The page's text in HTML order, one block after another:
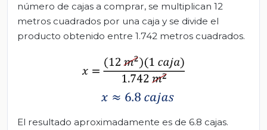
número de cajas a comprar, se multiplican 12
metros cuadrados por una caja y se divide el
producto obtenido entre 1.742 metros cuadrados.
El resultado aproximadamente es de 6.8 cajas.